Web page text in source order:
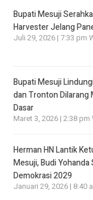
Bupati Mesuji
Harvester Jelang
Juli 29, 2026 | 7:33 pm
Bupati Mesuji
dan Tronton Dilarang
Dasar
Maret 3, 2026 | 2:38 pm
Herman HN Lantik
Mesuji, Budi
Demokrasi 2029
Januari 29, 2026 | 8:40